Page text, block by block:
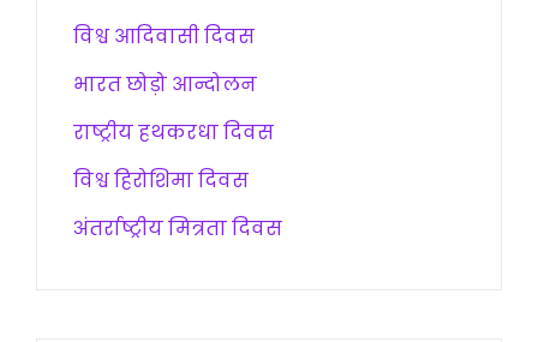
विश्व आदिवासी दिवस
भारत छोड़ो आन्दोलन
राष्ट्रीय हथकरधा दिवस
विश्व हिरोशिमा दिवस
अंतर्राष्ट्रीय मित्रता दिवस